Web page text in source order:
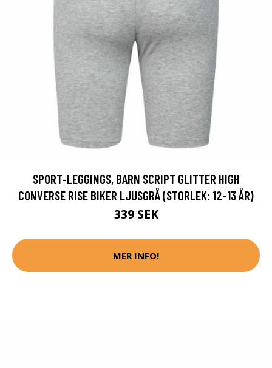
SPORT-LEGGINGS, BARN SCRIPT GLITTER HIGH
CONVERSE RISE BIKER LJUSGRÅ (STORLEK: 12-13 ÅR)
339 SEK
MER INFO!